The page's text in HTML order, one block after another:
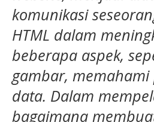
komunikasi
HTML dalam
beberapa aspek,
gambar,
data. Dalam
bagaimana